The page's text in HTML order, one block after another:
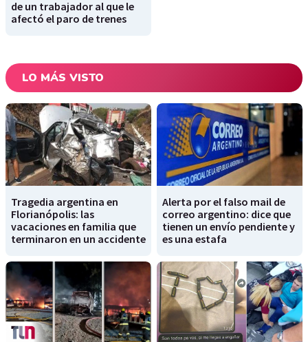
de un trabajador al que le
afectó el paro de trenes
LO MÁS VISTO
Tragedia argentina en
Florianópolis: las
vacaciones en familia que
terminaron en un accidente
Alerta por el falso mail de
correo argentino: dice que
tienen un envío pendiente y
es una estafa